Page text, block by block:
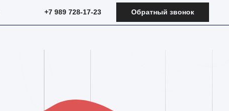
+7 989 728-17-23 Обратный звонок